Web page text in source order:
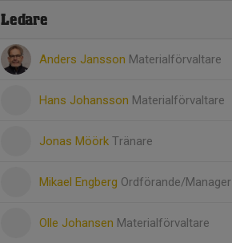
Ledare
Anders Jansson Materialförvaltare
Hans Johansson Materialförvaltare
Jonas Möörk Tränare
Mikael Engberg Ordförande/Manager
Olle Johansen Materialförvaltare